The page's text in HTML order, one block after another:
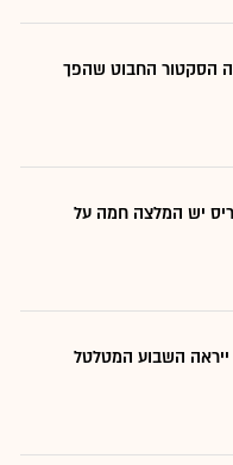
הסקטור החבוט שהפך
יש המלצה חמה על
ייראה השבוע המטלטל